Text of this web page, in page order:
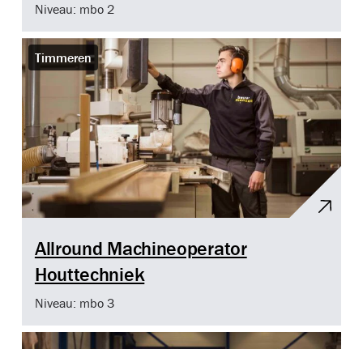
Niveau: mbo 2
Timmeren
Allround Machineoperator
Houttechniek
Niveau: mbo 3